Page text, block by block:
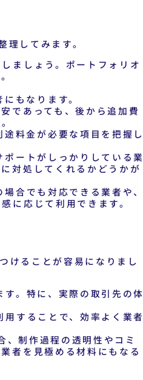
してみます。
ましょう。ポートフォリオ
もなります。
であっても、後から追加費
料金が必要な項目を把握し
ートがしっかりしている業
対処してくれるかどうかが
合でも対応できる業者や、
に応じて利用できます。
けることが容易になりまし
。特に、実際の取引先の体
することで、効率よく業者
制作過程の透明性やコミ
者を見極める材料にもなる